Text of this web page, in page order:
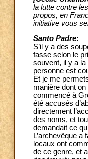
la lutte contre
propos, en
initiative vous
Santo Padre:
S’il y a des
fasse selon le
souvent, il y a la
personne est
Et je me
manière dont
commencé à
été accusés
directement
des noms, et
demandait ce
L’archevêque a
locaux ont
de ce genre, et